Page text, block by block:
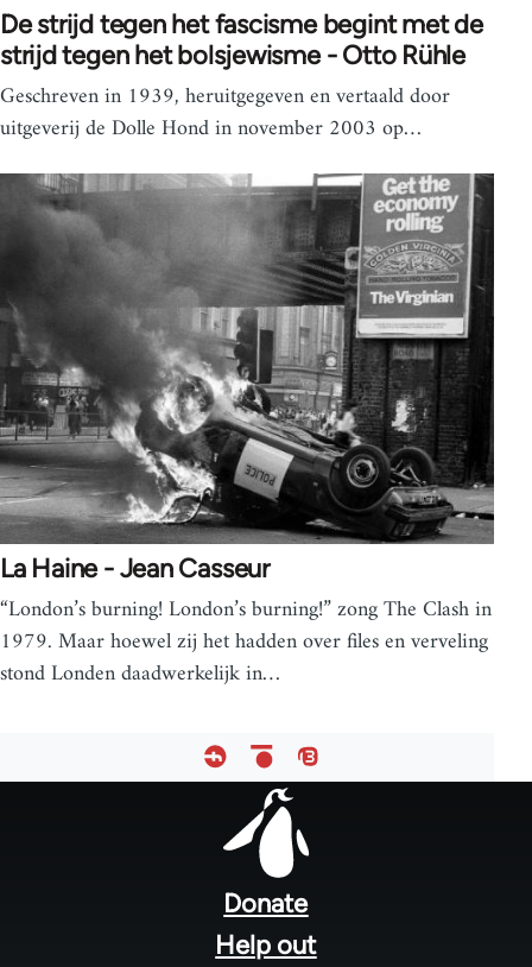
De strijd tegen het fascisme begint met de
strijd tegen het bolsjewisme - Otto Rühle
Geschreven in 1939, heruitgegeven en vertaald door
uitgeverij de Dolle Hond in november 2003 op…
La Haine - Jean Casseur
“London’s burning! London’s burning!” zong The Clash in
1979. Maar hoewel zij het hadden over files en verveling
stond Londen daadwerkelijk in…
Donate
Help out